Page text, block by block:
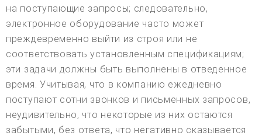
на поступающие запросы; следовательно,
электронное оборудование часто может
преждевременно выйти из строя или не
соответствовать установленным спецификациям;
эти задачи должны быть выполнены в отведенное
время. Учитывая, что в компанию ежедневно
поступают сотни звонков и письменных запросов,
неудивительно, что некоторые из них остаются
забытыми, без ответа, что негативно сказывается